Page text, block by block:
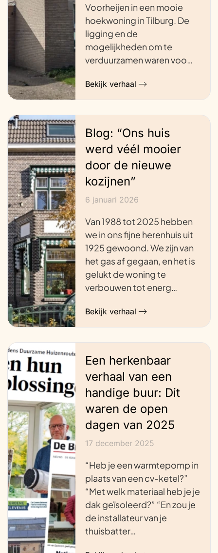
Voorheijen in een mooie
hoekwoning in Tilburg. De
ligging en de
mogelijkheden om te
verduurzamen waren voo…
Bekijk verhaal
Blog: “Ons huis
werd véél mooier
door de nieuwe
kozijnen”
6 januari 2026
Van 1988 tot 2025 hebben
we in ons fijne herenhuis uit
1925 gewoond. We zijn van
het gas af gegaan, en het is
gelukt de woning te
verbouwen tot energ…
Bekijk verhaal
Een herkenbaar
verhaal van een
handige buur: Dit
waren de open
dagen van 2025
17 december 2025
“Heb je een warmtepomp in
plaats van een cv-ketel?”
“Met welk materiaal heb je je
dak geïsoleerd?” “En zou je
de installateur van je
thuisbatter…